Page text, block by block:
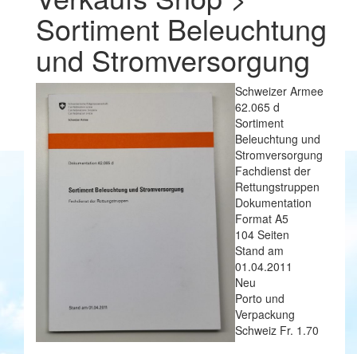
Sortiment Beleuchtung
und Stromversorgung
Schweizer Armee
62.065 d
Sortiment
Beleuchtung und
Stromversorgung
Fachdienst der
Rettungstruppen
Dokumentation
Format A5
104 Seiten
Stand am
01.04.2011
Neu
Porto und
Verpackung
Schweiz Fr. 1.70